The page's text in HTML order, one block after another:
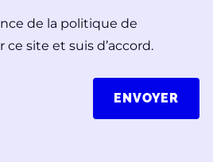
de la politique de
site et suis d’accord.